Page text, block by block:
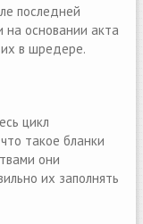
последней
на основании акта
в шредере.
цикл
такое бланки
они
их заполнять